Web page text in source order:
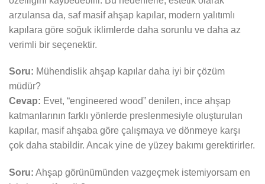
arzulansa da, saf masif ahşap kapılar, modern yalıtımlı
kapılara göre soğuk iklimlerde daha sorunlu ve daha az
verimli bir seçenektir.
Soru: Mühendislik ahşap kapılar daha iyi bir çözüm
müdür?
Cevap: Evet, “engineered wood” denilen, ince ahşap
katmanlarının farklı yönlerde preslenmesiyle oluşturulan
kapılar, masif ahşaba göre çalışmaya ve dönmeye karşı
çok daha stabildir. Ancak yine de yüzey bakımı gerektirirler.
Soru: Ahşap görünümünden vazgeçmek istemiyorsam en